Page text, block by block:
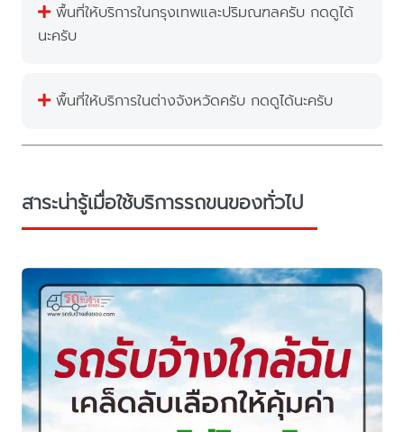
พื้นที่ให้บริการในกรุงเทพและปริมณฑลครับ กดดูได้
นะครับ
พื้นที่ให้บริการในต่างจังหวัดครับ กดดูได้นะครับ
สาระน่ารู้เมื่อใช้บริการรถขนของทั่วไป